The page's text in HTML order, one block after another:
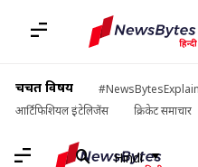
चर्चित विषय
आर्टिफिशियल इंटेलिजेंस
क्रिकेट समाचार
Hindi